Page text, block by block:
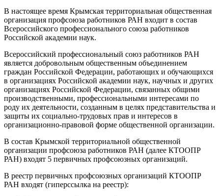
В настоящее время Крымская территориальная общественная
организация профсоюза работников РАН входит в состав
Всероссийского профессионального союза работников
Российской академии наук.
Всероссийский профессиональный союз работников РАН
является добровольным общественным объединением
граждан Российской Федерации, работающих и обучающихся
в организациях Российской академии наук, научных и других
организациях Российской Федерации, связанных общими
производственными, профессиональными интересами по
роду их деятельности, созданным в целях представительства и
защиты их социально-трудовых прав и интересов в
организационно-правовой форме общественной организации.
В состав Крымской территориальной общественной
организации профсоюза работников РАН (далее КТООПР
РАН) входят 5 первичных профсоюзных организаций.
В реестр первичных профсоюзных организаций КТООПР
РАН входят (гиперссылка на реестр):